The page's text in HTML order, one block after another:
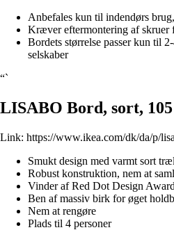
Anbefales kun til indendørs
Kræver eftermontering af skruer
Bordets størrelse passer kun til
selskaber
“`
LISABO Bord, sort,
Link: https://www.ikea.com/dk/da/p/
Smukt design med varmt sort
Robust konstruktion, nem at
Vinder af Red Dot Design
Ben af massiv birk for øget
Nem at rengøre
Plads til 4 personer